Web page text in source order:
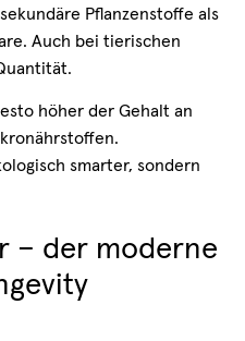
Pflanzenstoffe als
Auch bei tierischen
höher der Gehalt an
smarter, sondern
– der moderne